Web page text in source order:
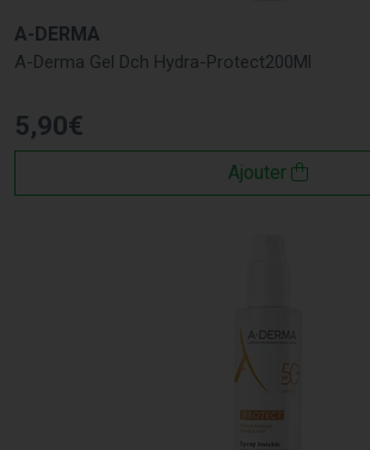
A-DERMA
A-Derma Gel Dch Hydra-Protect200Ml
5,90€
Ajouter